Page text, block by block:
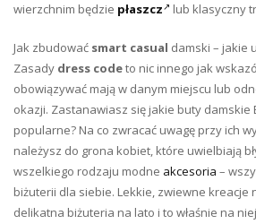
wierzchnim będzie płaszcz lub klasyczny
Jak zbudować smart casual damski – jakie
Zasady dress codeto nic innego jak
obowiązywać mają w danym miejscu lub
okazji. Zastanawiasz się jakie buty damskie
popularne? Na co zwracać uwagę przy ich
należysz do grona kobiet, które uwielbiają
wszelkiego rodzaju modne akcesoria –
biżuterii dla siebie. Lekkie, zwiewne kreacje
delikatna biżuteria na lato i to właśnie na